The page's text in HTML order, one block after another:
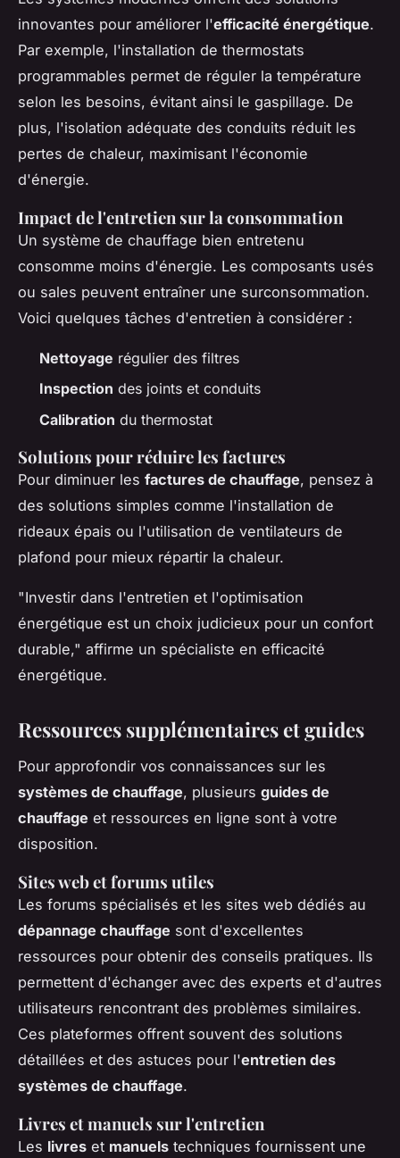
innovantes pour améliorer l'efficacité énergétique.
Par exemple, l'installation de thermostats
programmables permet de réguler la température
selon les besoins, évitant ainsi le gaspillage. De
plus, l'isolation adéquate des conduits réduit les
pertes de chaleur, maximisant l'économie
d'énergie.
Impact de l'entretien sur la consommation
Un système de chauffage bien entretenu
consomme moins d'énergie. Les composants usés
ou sales peuvent entraîner une surconsommation.
Voici quelques tâches d'entretien à considérer :
Nettoyage régulier des filtres
Inspection des joints et conduits
Calibration du thermostat
Solutions pour réduire les factures
Pour diminuer les factures de chauffage, pensez à
des solutions simples comme l'installation de
rideaux épais ou l'utilisation de ventilateurs de
plafond pour mieux répartir la chaleur.
"Investir dans l'entretien et l'optimisation
énergétique est un choix judicieux pour un confort
durable," affirme un spécialiste en efficacité
énergétique.
Ressources supplémentaires et guides
Pour approfondir vos connaissances sur les
systèmes de chauffage, plusieurs guides de
chauffage et ressources en ligne sont à votre
disposition.
Sites web et forums utiles
Les forums spécialisés et les sites web dédiés au
dépannage chauffage sont d'excellentes
ressources pour obtenir des conseils pratiques. Ils
permettent d'échanger avec des experts et d'autres
utilisateurs rencontrant des problèmes similaires.
Ces plateformes offrent souvent des solutions
détaillées et des astuces pour l'entretien des
systèmes de chauffage.
Livres et manuels sur l'entretien
Les livres et manuels techniques fournissent une